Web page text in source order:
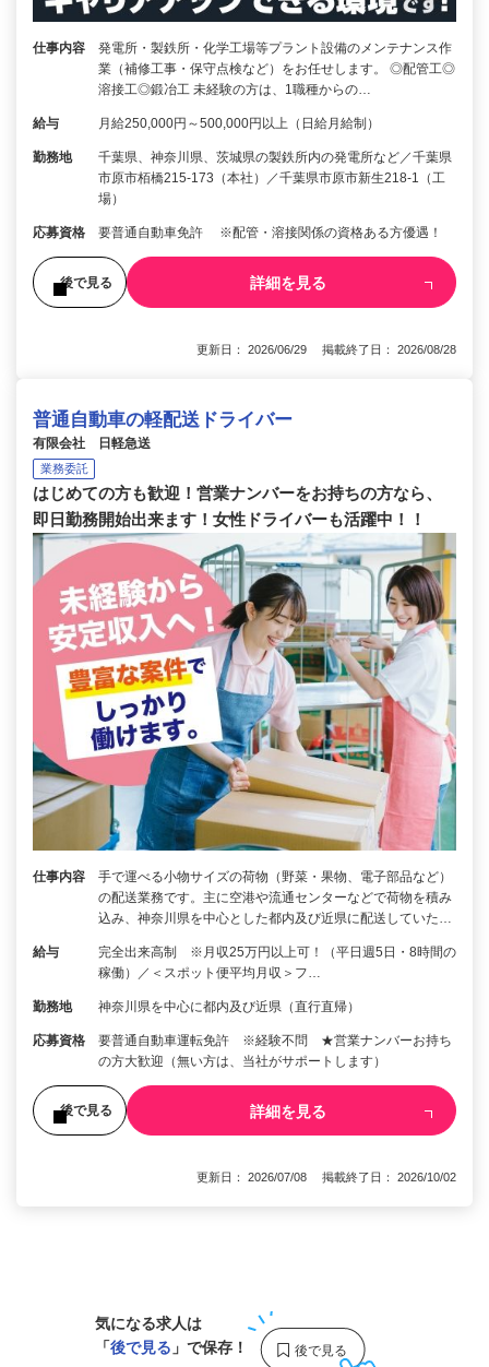
仕事内容
発電所・製鉄所・化学工場等プラント設備のメンテナンス作
業（補修工事・保守点検など）をお任せします。 ◎配管工◎
溶接工◎鍛冶工 未経験の方は、1職種からの…
給与 月給250,000円～500,000円以上（日給月給制）
勤務地
千葉県、神奈川県、茨城県の製鉄所内の発電所など／千葉県
市原市栢橋215-173（本社）／千葉県市原市新生218-1（工
場）
応募資格 要普通自動車免許 ※配管・溶接関係の資格ある方優遇！
後で見る 詳細を見る
更新日： 2026/06/29 掲載終了日： 2026/08/28
普通自動車の軽配送ドライバー
有限会社 日軽急送
業務委託
はじめての方も歓迎！営業ナンバーをお持ちの方なら、
即日勤務開始出来ます！女性ドライバーも活躍中！！
仕事内容
手で運べる小物サイズの荷物（野菜・果物、電子部品など）
の配送業務です。主に空港や流通センターなどで荷物を積み
込み、神奈川県を中心とした都内及び近県に配送していた…
給与
完全出来高制 ※月収25万円以上可！（平日週5日・8時間の
稼働）／＜スポット便平均月収＞フ…
勤務地 神奈川県を中心に都内及び近県（直行直帰）
応募資格
要普通自動車運転免許 ※経験不問 ★営業ナンバーお持ち
の方大歓迎（無い方は、当社がサポートします）
後で見る 詳細を見る
更新日： 2026/07/08 掲載終了日： 2026/10/02
気になる求人は
「後で見る 」で保存！